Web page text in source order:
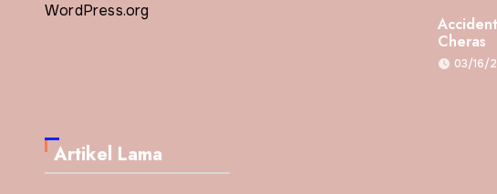
WordPress.org
Cheras
03/16/
Artikel Lama